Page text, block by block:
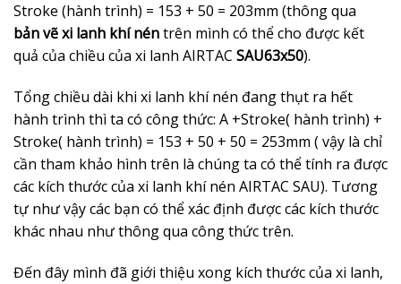
Stroke (hành trình) = 153 + 50 = 203mm (thông qua
bảnvẽ xi lanh khí néntrên mình có thể cho được kết
quả của chiều của xi lanh AIRTAC SAU63x50).
Tổng chiều dài khi xi lanh khí nén đang thụt ra hết
hành trình thì ta có công thức: A +Stroke( hành trình) +
Stroke( hành trình) = 153 + 50 + 50 = 253mm ( vậy là chỉ
cần tham khảo hình trên là chúng ta có thể tính ra được
các kích thước của xi lanh khí nén AIRTAC SAU). Tương
tự như vậy các bạn có thể xác định được các kích thước
khác nhau như thông qua công thức trên.
Đến đây mình đã giới thiệu xong kích thước của xi lanh,